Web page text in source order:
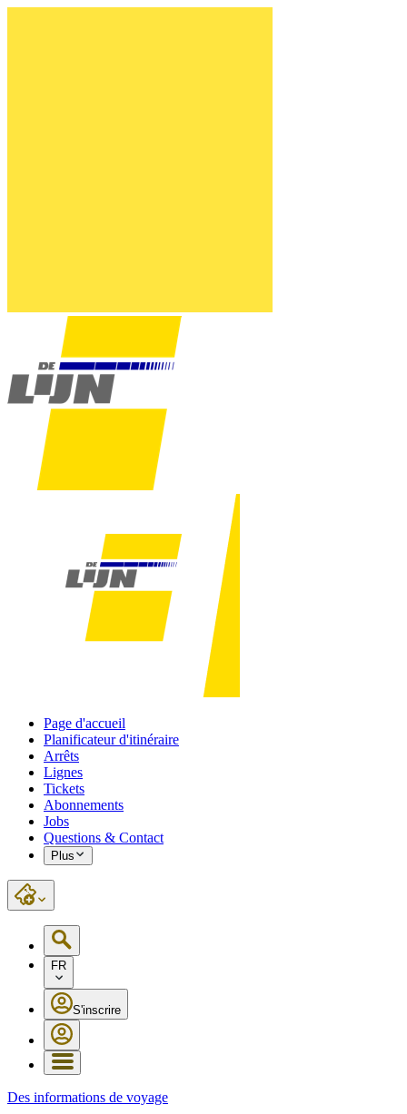
Page d'accueil
Planificateur d'itinéraire
Arrêts
Lignes
Tickets
Abonnements
Jobs
Questions & Contact
Plus
FR
S'inscrire
Des informations de voyage